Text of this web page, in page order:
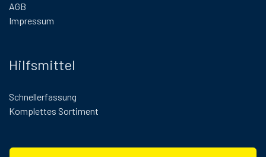
AGB
Impressum
Hilfsmittel
Schnellerfassung
Komplettes Sortiment